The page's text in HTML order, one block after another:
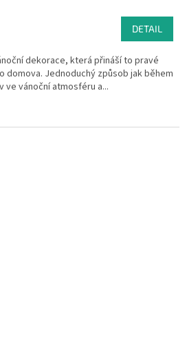
DETAIL
dekorace, která přináší to pravé
domova. Jednoduchý způsob jak během
ve vánoční atmosféru a...